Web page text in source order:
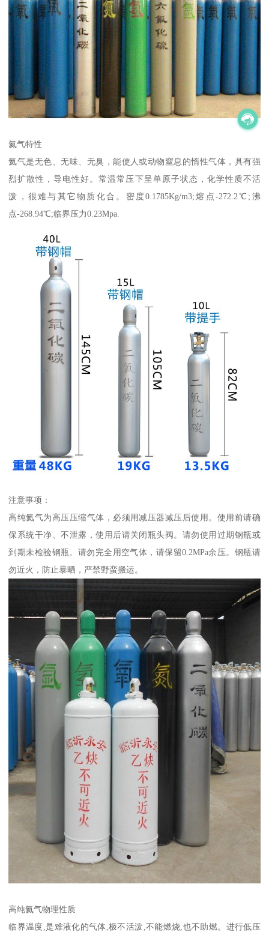
氦气特性
氦气是无色、无味、无臭，能使人或动物窒息的惰性气体，具有强
烈扩散性，导电性好。常温常压下呈单原子状态，化学性质不活
泼，很难与其它物质化合。密度0.1785Kg/m3;熔点-272.2℃;沸
点-268.94℃;临界压力0.23Mpa.
注意事项：
高纯氦气为高压压缩气体，必须用减压器减压后使用。使用前请确
保系统干净、不泄露，使用后请关闭瓶头阀。请勿使用过期钢瓶或
到期未检验钢瓶。请勿完全用空气体，请保留0.2MPa余压。钢瓶请
勿近火，防止暴晒，严禁野蛮搬运。
高纯氦气物理性质
临界温度,是难液化的气体,极不活泼,不能燃烧,也不助燃。进行低压